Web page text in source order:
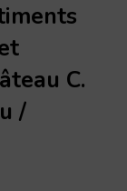
C.
/